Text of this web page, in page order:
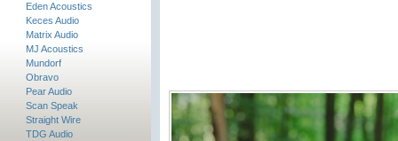
Eden Acoustics
Keces Audio
Matrix Audio
MJ Acoustics
Mundorf
Obravo
Pear Audio
Scan Speak
Straight Wire
TDG Audio